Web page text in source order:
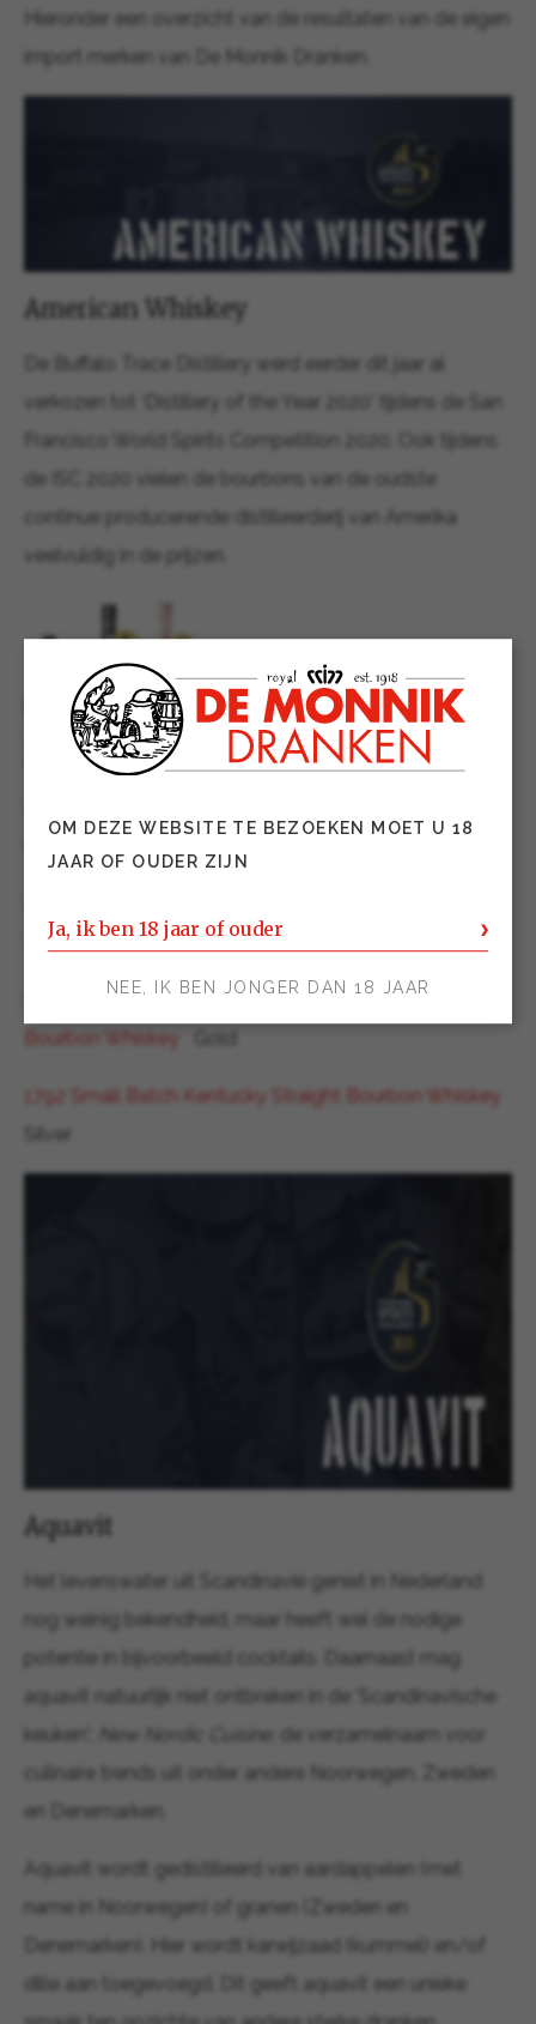
Hieronder een overzicht van de resultaten van de eigen
import merken van De Monnik Dranken.
American Whiskey
De Buffalo Trace Distillery werd eerder dit jaar al
verkozen tot ‘Distillery of the Year 2020’ tijdens de San
Francisco World Spirits Competition 2020. Ook tijdens
de ISC 2020 vielen de bourbons van de oudste
continue producerende distilleerderij van Amerika
veelvuldig in de prijzen.
Whiskey Gold
Colonel E.H. Taylor Jr. Small Batch Kentucky Straight
1792 Small Batch Kentucky Straight Bourbon Whiskey
Silver
Aquavit
Het levenswater uit Scandinavië geniet in Nederland
nog weinig bekendheid, maar heeft wel de nodige
potentie in bijvoorbeeld cocktails. Daarnaast mag
aquavit natuurlijk niet ontbreken in de 'Scandinavische
keuken';
New Nordic Cuisine
, de verzamelnaam voor
culinaire trends uit onder andere Noorwegen, Zweden
en Denemarken.
Aquavit wordt gedistilleerd van aardappelen (met
name in Noorwegen) of granen (Zweden en
Denemarken). Hier wordt karwijzaad (kummel) en/of
dille aan toegevoegd. Dit geeft aquavit een unieke
OM DEZE WEBSITE TE BEZOEKEN MOET U 18
JAAR OF OUDER ZIJN
Ja, ik ben 18 jaar of ouder
NEE, IK BEN JONGER DAN 18 JAAR